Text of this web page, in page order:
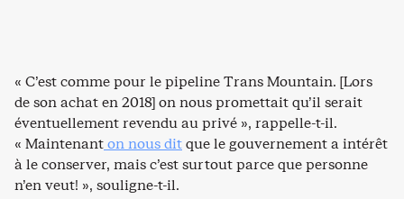
« C’est comme pour le pipeline Trans Mountain. [Lors
de son achat en 2018] on nous promettait qu’il serait
éventuellement revendu au privé », rappelle-t-il.
« Maintenanton nous ditque le gouvernement a intérêt
à le conserver, mais c’est surtout parce que personne
n’en veut! », souligne-t-il.